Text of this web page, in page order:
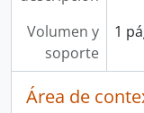
Volumen y
soporte
1
Área de